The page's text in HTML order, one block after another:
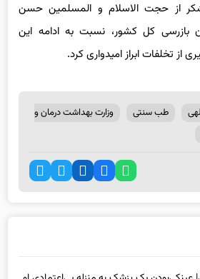
از حجت الاسلام و المسلمین حسن
بازرسی کل کشور، نسبت به ادامه این
تخلفات ابراز امیدواری کرد.
طب سنتی
وزارت بهداشت درمان و